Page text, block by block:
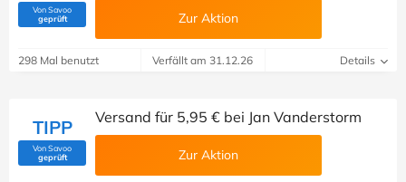
Von Savoo
geprüft(Von Savoo geprüft) Zur Aktion
298 Mal benutzt Verfällt am 31.12.26 Details
TIPP
Von Savoo
geprüft(Von Savoo geprüft)
Versand für 5,95 € bei Jan Vanderstorm
Zur Aktion